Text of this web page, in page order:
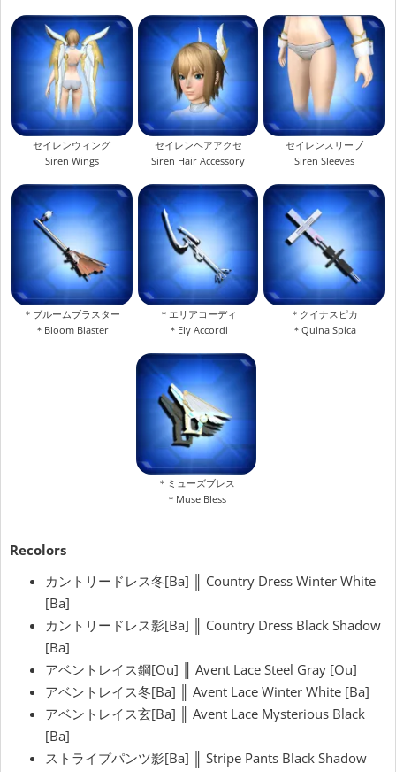
セイレンウィング
Siren Wings
セイレンヘアアクセ
Siren Hair Accessory
セイレンスリーブ
Siren Sleeves
＊ブルームブラスター
＊Bloom Blaster
＊エリアコーディ
＊Ely Accordi
＊クイナスピカ
＊Quina Spica
＊ミューズブレス
＊Muse Bless
Recolors
カントリードレス冬[Ba] ║ Country Dress Winter White
[Ba]
カントリードレス影[Ba] ║ Country Dress Black Shadow
[Ba]
アベントレイス鋼[Ou] ║ Avent Lace Steel Gray [Ou]
アベントレイス冬[Ba] ║ Avent Lace Winter White [Ba]
アベントレイス玄[Ba] ║ Avent Lace Mysterious Black
[Ba]
ストライプパンツ影[Ba] ║ Stripe Pants Black Shadow